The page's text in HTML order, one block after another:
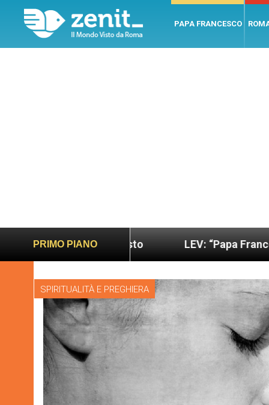
PAPA FRANCESCO
PRIMO PIANO
sano e giusto LEV: “Papa Francesco. Un
SPIRITUALITÀ E PREGHIERA